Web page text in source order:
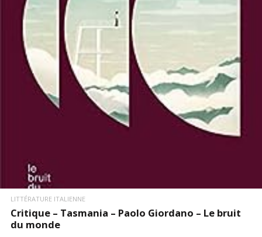
LIRE LA SUITE
LITTÉRATURE ITALIENNE
Critique – Tasmania – Paolo Giordano – Le bruit
du monde